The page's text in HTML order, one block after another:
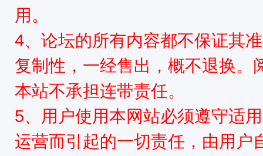
用。
4、论坛的所有内容都不保证其
复制性，一经售出，概不退换。
本站不承担连带责任。
5、用户使用本网站必须遵守适
运营而引起的一切责任，由用户